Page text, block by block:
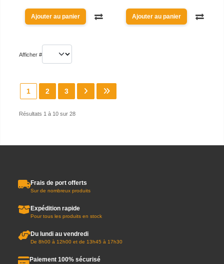
Ajouter au panier Ajouter au panier
Afficher #
1 2 3
Résultats 1 à 10 sur 28
Frais de port offerts
Sur de nombreux produits
Expédition rapide
Pour tous les produits en stock
Du lundi au vendredi
De 8h00 à 12h00 et de 13h45 à 17h30
Paiement 100% sécurisé